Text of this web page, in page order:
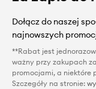
Dołącz do naszej
najnowszych
**Rabat jest
ważny przy zakupach
promocjami, a niektóre
Szczegóły na stronie: